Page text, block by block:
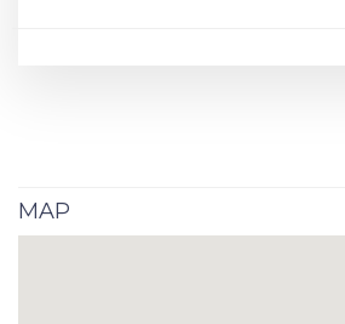
MAP